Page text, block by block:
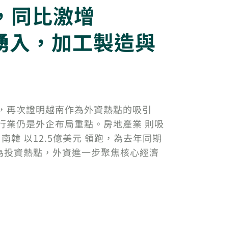
同比激增
，加工製造與
次證明越南作為外資熱點的吸引
仍是外企布局重點。房地產業 則吸
韓 以12.5億美元 領跑，為去年同期
資熱點，外資進一步聚焦核心經濟